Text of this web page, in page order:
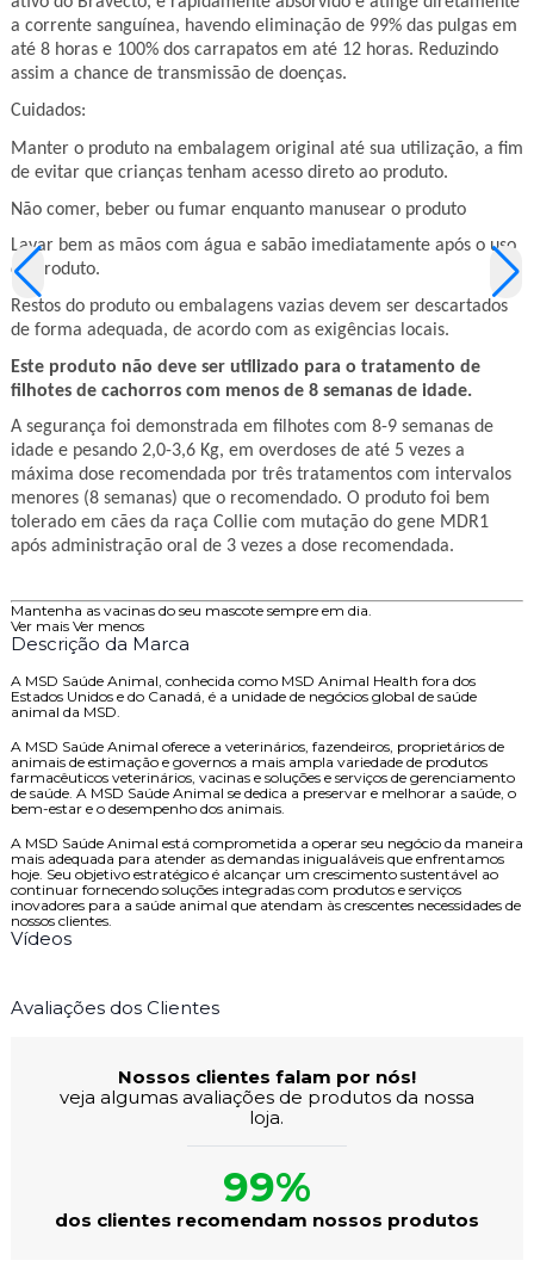
a corrente sanguínea, havendo eliminação de 99% das pulgas em
até 8 horas e 100% dos carrapatos em até 12 horas. Reduzindo
assim a chance de transmissão de doenças.
Cuidados:
Manter o produto na embalagem original até sua utilização, a fim
de evitar que crianças tenham acesso direto ao produto.
Não comer, beber ou fumar enquanto manusear o produto
Lavar bem as mãos com água e sabão imediatamente após o uso
do produto.
Restos do produto ou embalagens vazias devem ser descartados
de forma adequada, de acordo com as exigências locais.
Este produto não deve ser utilizado para o tratamento de
filhotes de cachorros com menos de 8 semanas de idade.
A segurança foi demonstrada em filhotes com 8-9 semanas de
idade e pesando 2,0-3,6 Kg, em overdoses de até 5 vezes a
máxima dose recomendada por três tratamentos com intervalos
menores (8 semanas) que o recomendado. O produto foi bem
tolerado em cães da raça Collie com mutação do gene MDR1
após administração oral de 3 vezes a dose recomendada.
Mantenha as vacinas do seu mascote sempre em dia.
Ver mais Ver menos
Descrição da Marca
A MSD Saúde Animal, conhecida como MSD Animal Health fora dos
Estados Unidos e do Canadá, é a unidade de negócios global de saúde
animal da MSD.
A MSD Saúde Animal oferece a veterinários, fazendeiros, proprietários de
animais de estimação e governos a mais ampla variedade de produtos
farmacêuticos veterinários, vacinas e soluções e serviços de gerenciamento
de saúde. A MSD Saúde Animal se dedica a preservar e melhorar a saúde, o
bem-estar e o desempenho dos animais.
A MSD Saúde Animal está comprometida a operar seu negócio da maneira
mais adequada para atender as demandas inigualáveis que enfrentamos
hoje. Seu objetivo estratégico é alcançar um crescimento sustentável ao
continuar fornecendo soluções integradas com produtos e serviços
inovadores para a saúde animal que atendam às crescentes necessidades de
nossos clientes.
Vídeos
Avaliações dos Clientes
Nossos clientes falam por nós!
veja algumas avaliações de produtos da nossa
loja.
99%
dos clientes recomendam nossos produtos